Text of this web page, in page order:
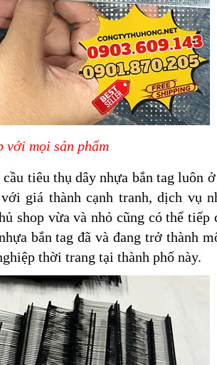
với mọi sản phẩm
tiêu thụ dây nhựa bắn tag luôn
giá thành cạnh tranh, dịch vụ
shop vừa và nhỏ cũng có thể tiếp
bắn tag đã và đang trở thành
thời trang tại thành phố này.